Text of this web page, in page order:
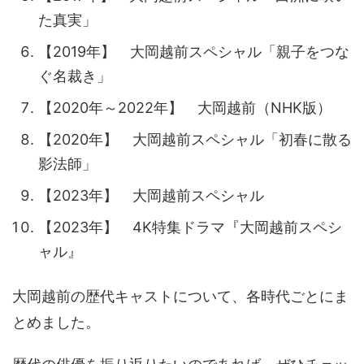
た真実」
【2019年】 大岡越前スペシャル「親子をつな
ぐ名裁き」
【2020年～2022年】 大岡越前（NHK版）
【2020年】 大岡越前スペシャル「初春に散る
影法師」
【2023年】 大岡越前スペシャル
【2023年】 4K特集ドラマ『大岡越前スペシ
ャル』
大岡越前の歴代キャストについて、各時代ごとにま
とめました。